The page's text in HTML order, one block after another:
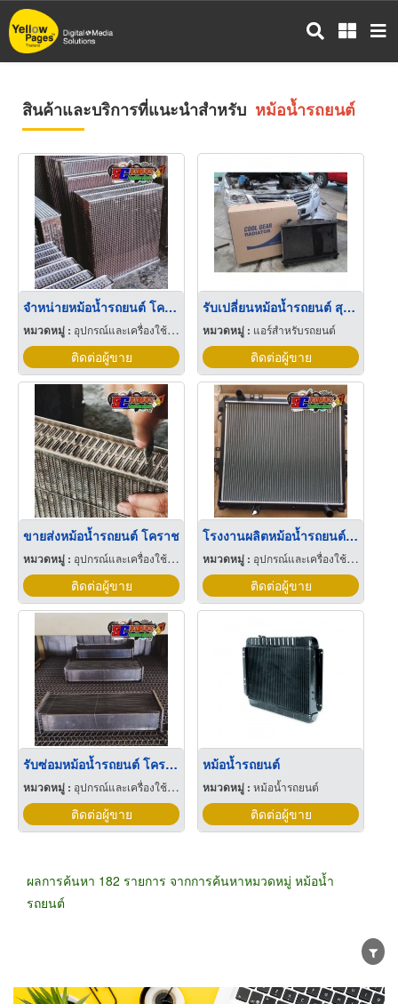
ข้าม
ไป
สินค้าและบริการที่แนะนำสำหรับ หม้อน้ำรถยนต์
จำหน่ายหม้อน้ำรถยนต์ โคราช
หมวดหมู่ : อุปกรณ์และเครื่องใช้หม้อน้ำทางอุตสาหกรรม
ติดต่อผู้ขาย
รับเปลี่ยนหม้อน้ำรถยนต์ สุขุมวิท
หมวดหมู่ : แอร์สำหรับรถยนต์
ติดต่อผู้ขาย
ขายส่งหม้อน้ำรถยนต์ โคราช
หมวดหมู่ : อุปกรณ์และเครื่องใช้หม้อน้ำทางอุตสาหกรรม
ติดต่อผู้ขาย
โรงงานผลิตหม้อน้ำรถยนต์ โคราช
หมวดหมู่ : อุปกรณ์และเครื่องใช้หม้อน้ำทางอุตสาหกรรม
ติดต่อผู้ขาย
รับซ่อมหม้อน้ำรถยนต์ โคราช
หมวดหมู่ : อุปกรณ์และเครื่องใช้หม้อน้ำทางอุตสาหกรรม
ติดต่อผู้ขาย
หม้อน้ำรถยนต์
หมวดหมู่ :หม้อน้ำรถยนต์
ติดต่อผู้ขาย
ผลการค้นหา 182 รายการ จากการค้นหาหมวดหมู่ หม้อน้ำ
รถยนต์